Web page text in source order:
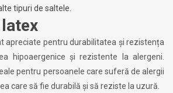
tipuri de saltele.
apreciate pentru durabilitatea și rezistența
hipoaergenice și rezistente la alergeni.
pentru persoanele care suferă de alergii
care să fie durabilă și să reziste la uzură.